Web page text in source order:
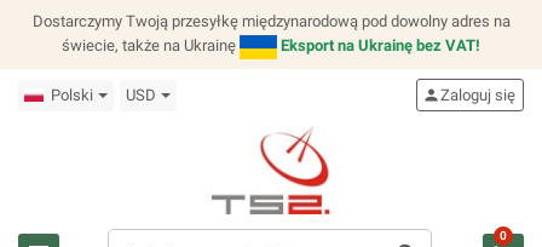
Dostarczymy Twoją przesyłkę międzynarodową pod dowolny adres na
świecie, także na Ukrainę
Eksport na Ukrainę bez VAT!
Polski USD personZaloguj się
0